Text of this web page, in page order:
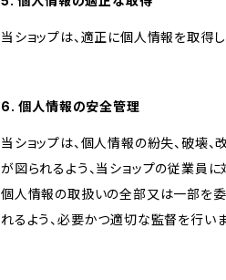
当ショップは、適正に個人情報を取得
6. 個人情報の安全管理
当ショップは、個人情報の紛失、破壊
が図られるよう、当ショップの従業員に
個人情報の取扱いの全部又は一部を
れるよう、必要かつ適切な監督を行いま